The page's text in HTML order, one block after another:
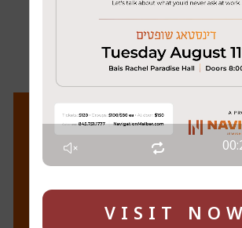
זעהט אלעס
VISIT NOW